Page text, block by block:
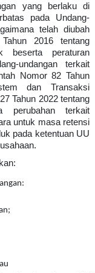
yang berlaku di
pada Undang-
telah diubah
2016 tentang
beserta peraturan
undangan terkait
Nomor 82 Tahun
dan Transaksi
Tahun 2022 tentang
perubahan terkait
untuk masa retensi
pada ketentuan UU